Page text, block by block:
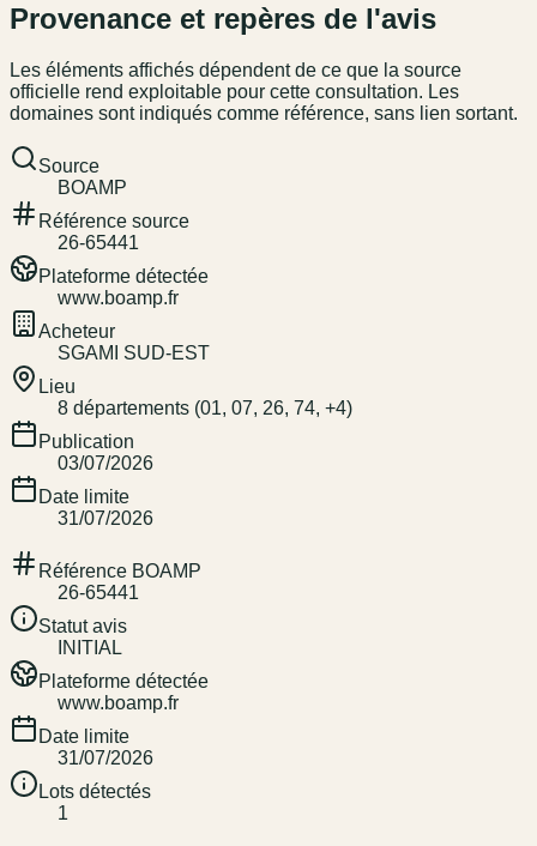
Provenance et repères de l'avis
Les éléments affichés dépendent de ce que la source
officielle rend exploitable pour cette consultation. Les
domaines sont indiqués comme référence, sans lien sortant.
Source
BOAMP
Référence source
26-65441
Plateforme détectée
www.boamp.fr
Acheteur
SGAMI SUD-EST
Lieu
8 départements (01, 07, 26, 74, +4)
Publication
03/07/2026
Date limite
31/07/2026
Référence BOAMP
26-65441
Statut avis
INITIAL
Plateforme détectée
www.boamp.fr
Date limite
31/07/2026
Lots détectés
1